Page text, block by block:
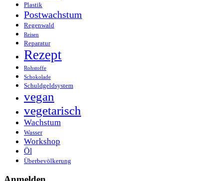
Plastik
Postwachstum
Regenwald
Reisen
Reparatur
Rezept
Rohstoffe
Schokolade
Schuldgeldsystem
vegan
vegetarisch
Wachstum
Wasser
Workshop
Öl
Überbevölkerung